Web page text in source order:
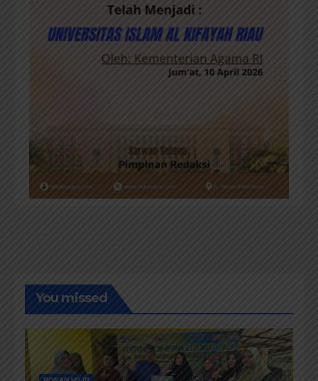
You missed